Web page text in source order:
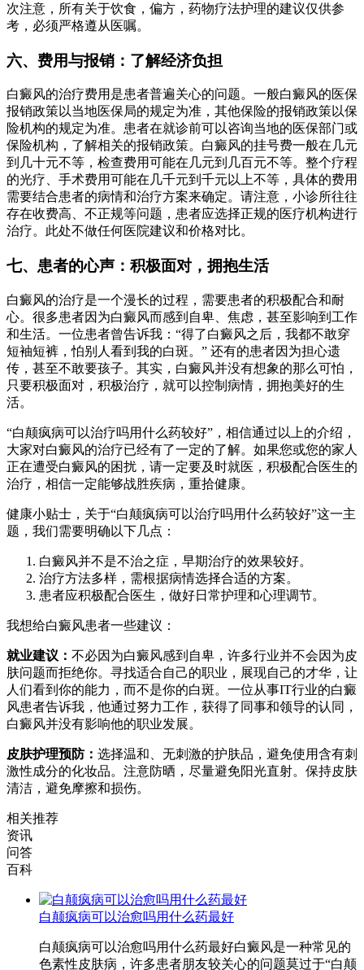
次注意，所有关于饮食，偏方，药物疗法护理的建议仅供参
考，必须严格遵从医嘱。
六、费用与报销：了解经济负担
白癜风的治疗费用是患者普遍关心的问题。一般白癜风的医保
报销政策以当地医保局的规定为准，其他保险的报销政策以保
险机构的规定为准。患者在就诊前可以咨询当地的医保部门或
保险机构，了解相关的报销政策。白癜风的挂号费一般在几元
到几十元不等，检查费用可能在几元到几百元不等。整个疗程
的光疗、手术费用可能在几千元到千元以上不等，具体的费用
需要结合患者的病情和治疗方案来确定。请注意，小诊所往往
存在收费高、不正规等问题，患者应选择正规的医疗机构进行
治疗。此处不做任何医院建议和价格对比。
七、患者的心声：积极面对，拥抱生活
白癜风的治疗是一个漫长的过程，需要患者的积极配合和耐
心。很多患者因为白癜风而感到自卑、焦虑，甚至影响到工作
和生活。一位患者曾告诉我：“得了白癜风之后，我都不敢穿
短袖短裤，怕别人看到我的白斑。” 还有的患者因为担心遗
传，甚至不敢要孩子。其实，白癜风并没有想象的那么可怕，
只要积极面对，积极治疗，就可以控制病情，拥抱美好的生
活。
“白颠疯病可以治疗吗用什么药较好”，相信通过以上的介绍，
大家对白癜风的治疗已经有了一定的了解。如果您或您的家人
正在遭受白癜风的困扰，请一定要及时就医，积极配合医生的
治疗，相信一定能够战胜疾病，重拾健康。
健康小贴士，关于“白颠疯病可以治疗吗用什么药较好”这一主
题，我们需要明确以下几点：
白癜风并不是不治之症，早期治疗的效果较好。
治疗方法多样，需根据病情选择合适的方案。
患者应积极配合医生，做好日常护理和心理调节。
我想给白癜风患者一些建议：
就业建议： 不必因为白癜风感到自卑，许多行业并不会因为皮
肤问题而拒绝你。寻找适合自己的职业，展现自己的才华，让
人们看到你的能力，而不是你的白斑。一位从事IT行业的白癜
风患者告诉我，他通过努力工作，获得了同事和领导的认同，
白癜风并没有影响他的职业发展。
皮肤护理预防： 选择温和、无刺激的护肤品，避免使用含有刺
激性成分的化妆品。注意防晒，尽量避免阳光直射。保持皮肤
清洁，避免摩擦和损伤。
相关推荐
资讯
问答
百科
白颠疯病可以治愈吗用什么药最好
白颠疯病可以治愈吗用什么药最好白癜风是一种常见的
色素性皮肤病，许多患者朋友较关心的问题莫过于“白颠